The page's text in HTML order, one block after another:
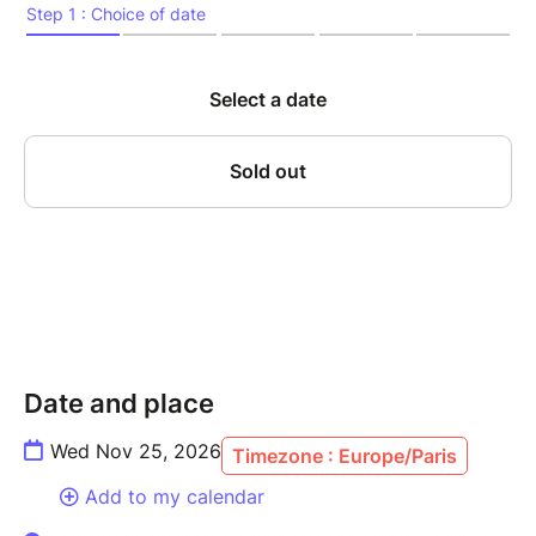
la concentration, l’écoute mutuelle et la sensibilité
atteignent leur paroxysme. Sur scène, Canonge,
contrebassiste au phrasé d’une précision redoutable,
en y infusant leurs racines créoles, latines, et leur
---------------
Date and place
Wed Nov 25, 2026 Timezone : Europe/Paris
Add to my calendar